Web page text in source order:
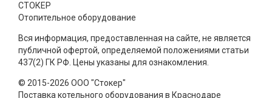
СТОКЕР
Отопительное оборудование
Вся информация, предоставленная на сайте, не является
публичной офертой, определяемой положениями статьи
437(2) ГК РФ. Цены указаны для ознакомления.
© 2015-2026 ООО "Стокер"
Поставка котельного оборудования в Краснодаре